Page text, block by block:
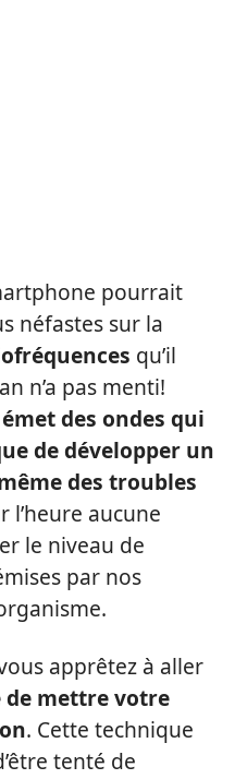
pourrait
néfastes sur la
qu’il
n’a pas menti!
des ondes qui
de développer un
des troubles
l’heure aucune
le niveau de
par nos
apprêtez à aller
mettre votre
. Cette technique
tenté de